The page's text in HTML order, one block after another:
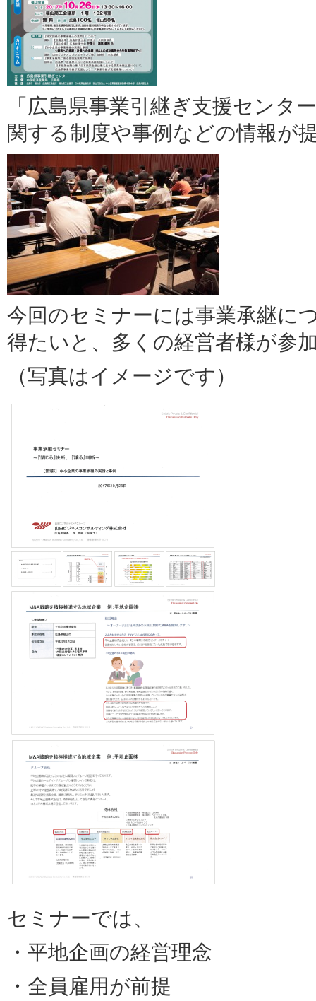
「広島県事業引継ぎ支援センタ
関する制度や事例などの情報が
今回のセミナーには事業承継に
得たいと、多くの経営者様が参
（写真はイメージです）
セミナーでは、
・平地企画の経営理念
・全員雇用が前提